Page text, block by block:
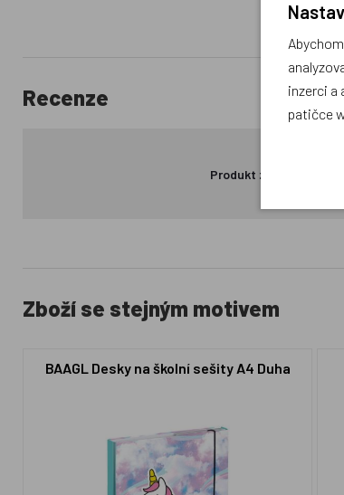
Recenze
Produkt zatím nemá
Zboží se stejným motivem
BAAGL Desky na školní sešity A4 Duha
inzerci a
patičce